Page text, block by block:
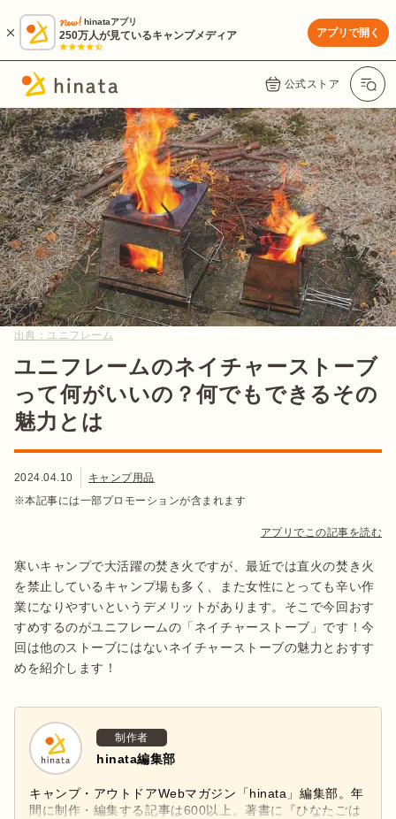
hinataアプリ
250万人が見ているキャンプメディア アプリで開く
公式ストア
出典：ユニフレーム
ユニフレームのネイチャーストーブ
って何がいいの？何でもできるその
魅力とは
2024.04.10
キャンプ用品
※本記事には一部プロモーションが含まれます
アプリでこの記事を読む
寒いキャンプで大活躍の焚き火ですが、最近では直火の焚き火
を禁止しているキャンプ場も多く、また女性にとっても辛い作
業になりやすいというデメリットがあります。そこで今回おす
すめするのがユニフレームの「ネイチャーストーブ」です！今
回は他のストーブにはないネイチャーストーブの魅力とおすす
めを紹介します！
制作者
hinata編集部
キャンプ・アウトドアWebマガジン「hinata」編集部。年
間に制作・編集する記事は600以上。著書に『ひなたごは